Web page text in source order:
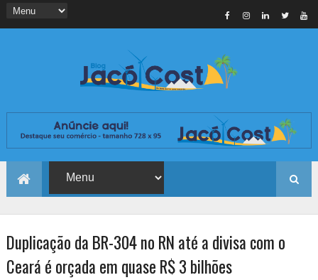
Duplicação da BR-304 no RN até a divisa com o
Ceará é orçada em quase R$ 3 bilhões